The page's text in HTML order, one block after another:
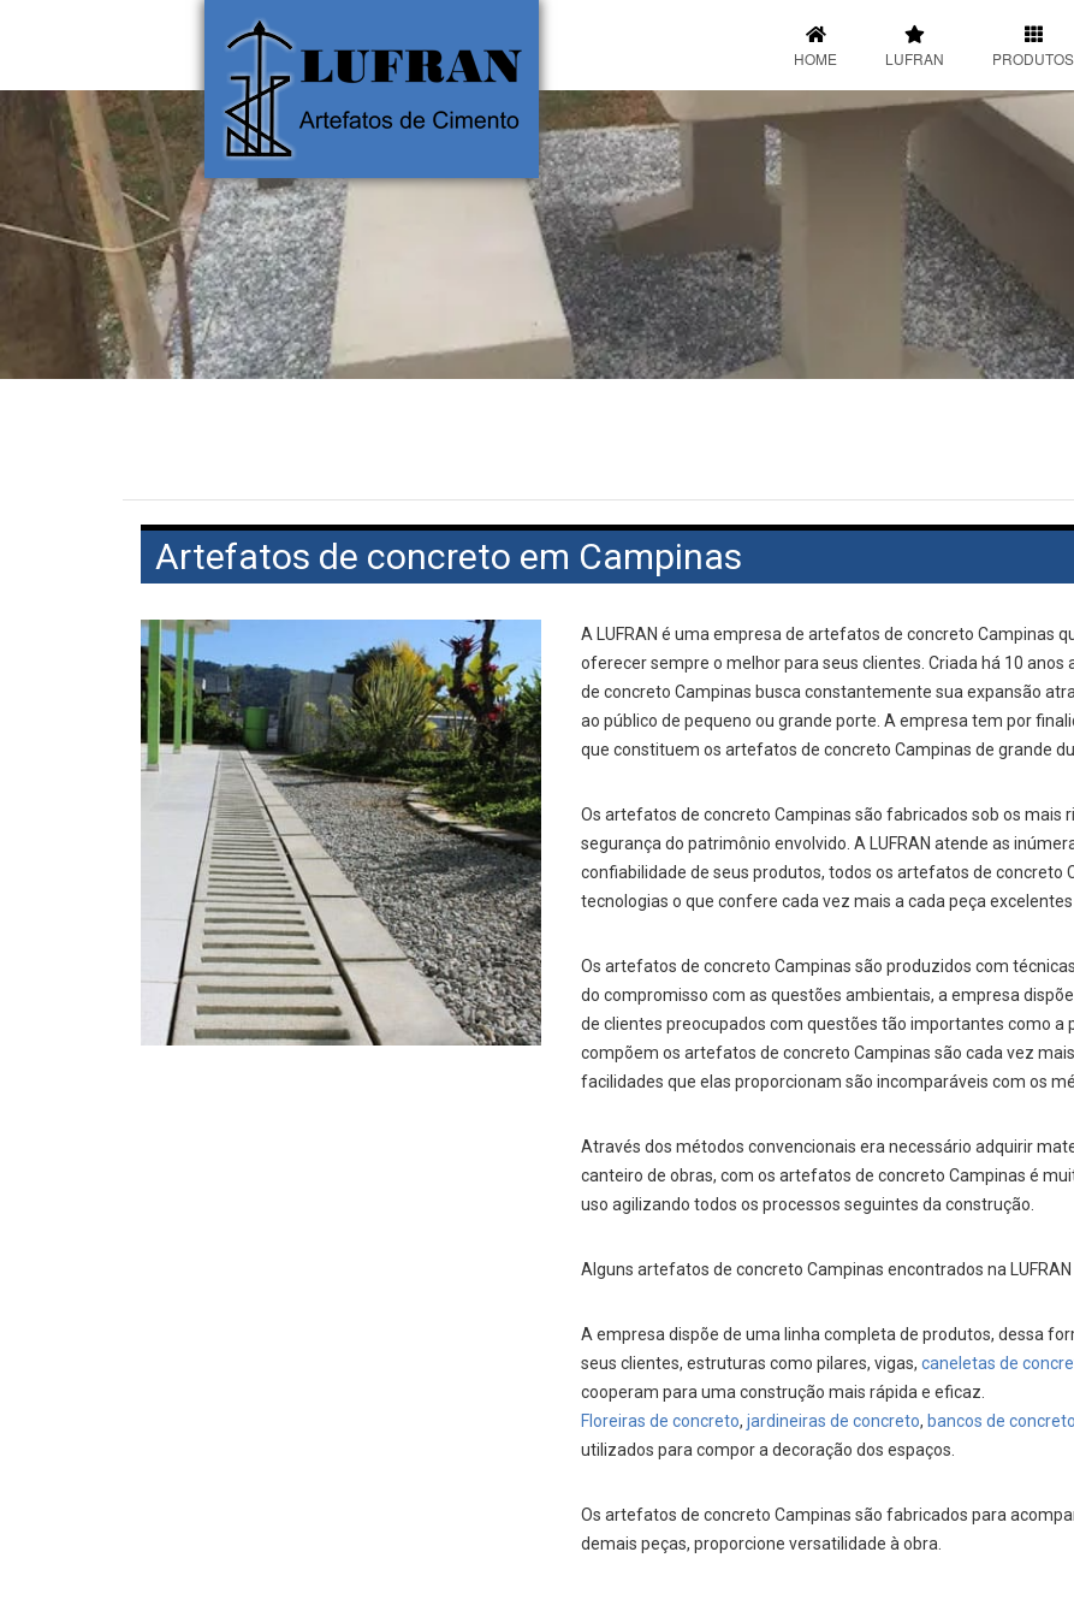
HOME LUFRAN PRODUTOS
Artefatos de concreto em Campinas
A LUFRAN é uma empresa de artefatos de concreto Campinas
oferecer sempre o melhor para seus clientes. Criada há 10
de concreto Campinas busca constantemente sua expansão
ao público de pequeno ou grande porte. A empresa tem por
que constituem os artefatos de concreto Campinas de grande
Os artefatos de concreto Campinas são fabricados sob os mais
segurança do patrimônio envolvido. A LUFRAN atende as
confiabilidade de seus produtos, todos os artefatos de concreto
tecnologias o que confere cada vez mais a cada peça
Os artefatos de concreto Campinas são produzidos com
do compromisso com as questões ambientais, a empresa
de clientes preocupados com questões tão importantes como
compõem os artefatos de concreto Campinas são cada vez
facilidades que elas proporcionam são incomparáveis com os
Através dos métodos convencionais era necessário adquirir
canteiro de obras, com os artefatos de concreto Campinas é
uso agilizando todos os processos seguintes da construção.
Alguns artefatos de concreto Campinas encontrados na LUFRAN
A empresa dispõe de uma linha completa de produtos, dessa
seus clientes, estruturas como pilares, vigas,caneletas de
cooperam para uma construção mais rápida e eficaz.
Floreiras de concreto,jardineiras de concreto, bancos de
utilizados para compor a decoração dos espaços.
Os artefatos de concreto Campinas são fabricados para
demais peças, proporcione versatilidade à obra.